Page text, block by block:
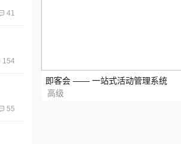
41
154
55
即客会 —— 一站式活动管理系统
高级